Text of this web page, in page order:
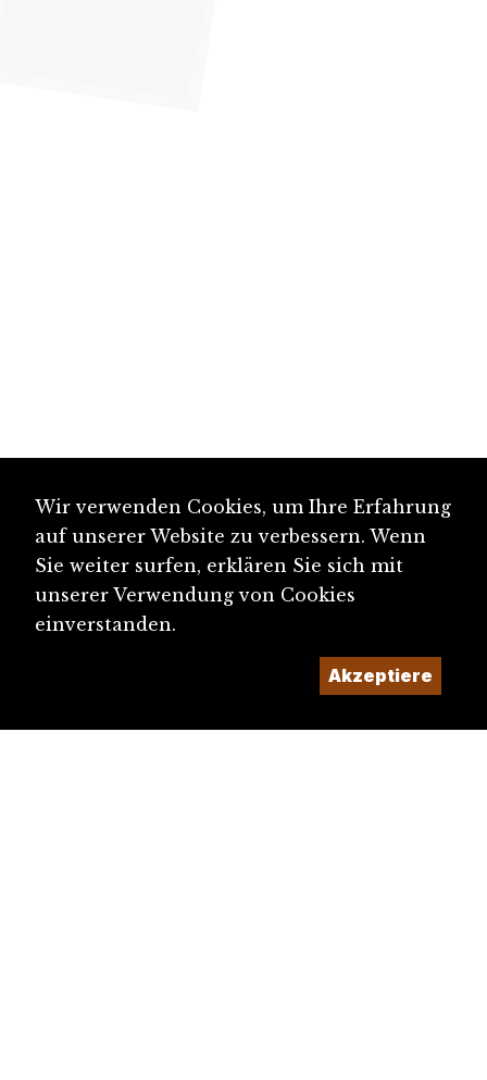
Wir verwenden Cookies, um Ihre Erfahrung
auf unserer Website zu verbessern. Wenn
Sie weiter surfen, erklären Sie sich mit
unserer Verwendung von Cookies
einverstanden.
Akzeptiere